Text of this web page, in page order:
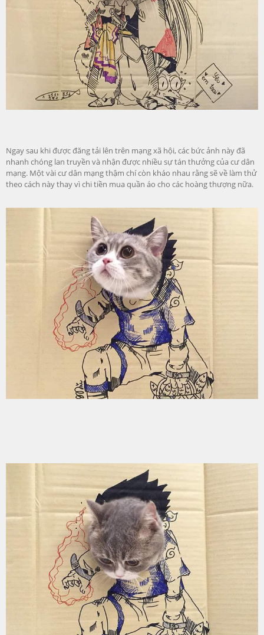
Ngay sau khi được đăng tải lên trên mạng xã hội, các bức ảnh này đã
nhanh chóng lan truyền và nhận được nhiều sự tán thưởng của cư dân
mạng. Một vài cư dân mạng thậm chí còn kháo nhau rằng sẽ về làm thử
theo cách này thay vì chi tiền mua quần áo cho các hoàng thượng nữa.